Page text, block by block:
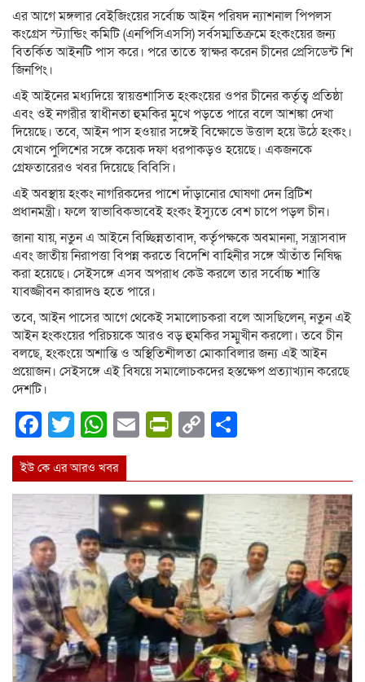
এর আগে মঙ্গলার বেইজিংয়ের সর্বোচ্চ আইন পরিষদ ন্যাশনাল পিপলস
কংগ্রেস স্ট্যান্ডিং কমিটি (এনপিসিএসসি) সর্বসম্মতিক্রমে হংকংয়ের জন্য
বিতর্কিত আইনটি পাস করে। পরে তাতে স্বাক্ষর করেন চীনের প্রেসিডেন্ট শি
জিনপিং।
এই আইনের মধ্যদিয়ে স্বায়ত্তশাসিত হংকংয়ের ওপর চীনের কর্তৃত্ব প্রতিষ্ঠা
এবং ওই নগরীর স্বাধীনতা হুমকির মুখে পড়তে পারে বলে আশঙ্কা দেখা
দিয়েছে। তবে, আইন পাস হওয়ার সঙ্গেই বিক্ষোভে উত্তাল হয়ে উঠে হংকং।
যেখানে পুলিশের সঙ্গে কয়েক দফা ধরপাকড়ও হয়েছে। একজনকে
গ্রেফতারেরও খবর দিয়েছে বিবিসি।
এই অবস্থায় হংকং নাগরিকদের পাশে দাঁড়ানোর ঘোষণা দেন ব্রিটিশ
প্রধানমন্ত্রী। ফলে স্বাভাবিকভাবেই হংকং ইস্যুতে বেশ চাপে পড়ল চীন।
জানা যায়, নতুন এ আইনে বিচ্ছিন্নতাবাদ, কর্তৃপক্ষকে অবমাননা, সন্ত্রাসবাদ
এবং জাতীয় নিরাপত্তা বিপন্ন করতে বিদেশি বাহিনীর সঙ্গে আঁতাঁত নিষিদ্ধ
করা হয়েছে। সেইসঙ্গে এসব অপরাধ কেউ করলে তার সর্বোচ্চ শাস্তি
যাবজ্জীবন কারাদণ্ড হতে পারে।
তবে, আইন পাসের আগে থেকেই সমালোচকরা বলে আসছিলেন, নতুন এই
আইন হংকংয়ের পরিচয়কে আরও বড় হুমকির সম্মুখীন করলো। তবে চীন
বলছে, হংকংয়ে অশান্তি ও অস্থিতিশীলতা মোকাবিলার জন্য এই আইন
প্রয়োজন। সেইসঙ্গে এই বিষয়ে সমালোচকদের হস্তক্ষেপ প্রত্যাখ্যান করেছে
দেশটি।
Facebook
Twitter
WhatsApp
EmailPrintFriendly
Copy
ইউ কে এর আরও খবর